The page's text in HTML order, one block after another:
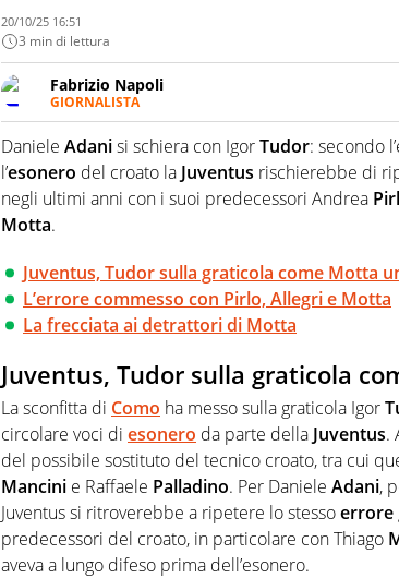
20/10/25 16:51
3 min di lettura
Fabrizio Napoli
GIORNALISTA
Giornalista professionista, per Virgilio Sport
pallanuoto che esalta competenze e passioni.
più grande festival di waterpolo per bambini
Daniele Adanisi schiera con IgorTudor: secondo
l’esonero del croato la Juventus rischierebbe di
negli ultimi anni con i suoi predecessori Andrea
Motta.
Juventus, Tudor sulla graticola come Motta
L’errore commesso con Pirlo, Allegri e Motta
La frecciata ai detrattori di Motta
Juventus, Tudor sulla graticola
La sconfitta di Como ha messo sulla graticola Igor
circolare voci di esonero da parte della Juventus.
del possibile sostituto del tecnico croato, tra cui
Mancini e Raffaele Palladino. Per Daniele Adani,
Juventus si ritroverebbe a ripetere lo stessoerrore
predecessori del croato, in particolare con Thiago
aveva a lungo difeso prima dell’esonero.